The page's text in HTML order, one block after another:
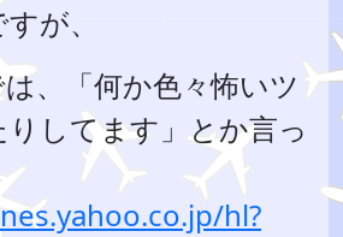
が、
、「何か色々怖いツ
してます」とか言っ
hl?